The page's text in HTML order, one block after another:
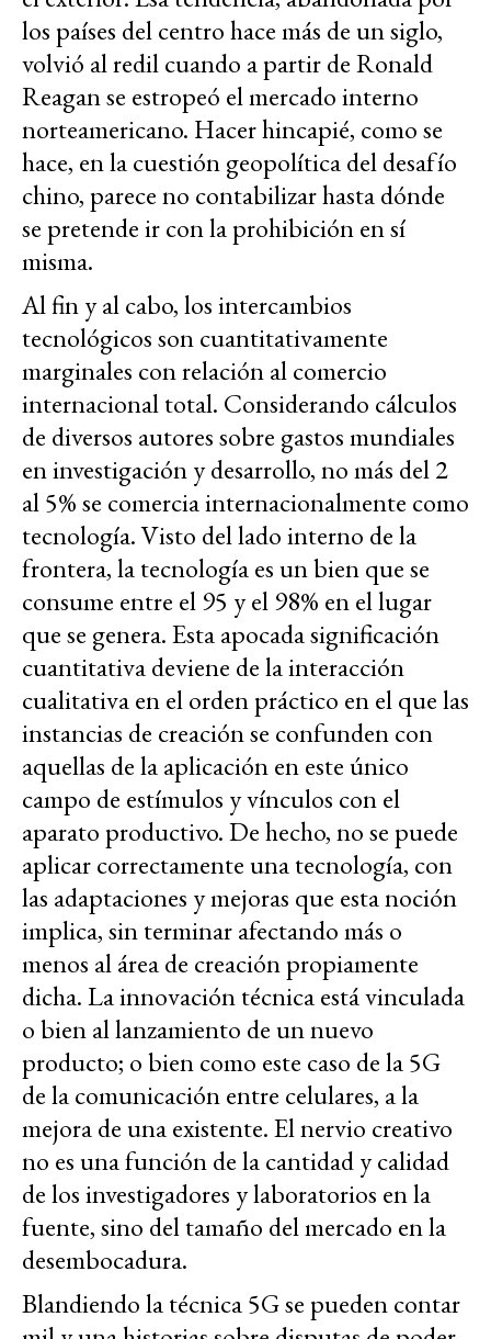
los países del centro hace más de un siglo,
volvió al redil cuando a partir de Ronald
Reagan se estropeó el mercado interno
norteamericano. Hacer hincapié, como se
hace, en la cuestión geopolítica del desafío
chino, parece no contabilizar hasta dónde
se pretende ir con la prohibición en sí
misma.
Al fin y al cabo, los intercambios
tecnológicos son cuantitativamente
marginales con relación al comercio
internacional total. Considerando cálculos
de diversos autores sobre gastos mundiales
en investigación y desarrollo, no más del 2
al 5% se comercia internacionalmente como
tecnología. Visto del lado interno de la
frontera, la tecnología es un bien que se
consume entre el 95 y el 98% en el lugar
que se genera. Esta apocada significación
cuantitativa deviene de la interacción
cualitativa en el orden práctico en el que las
instancias de creación se confunden con
aquellas de la aplicación en este único
campo de estímulos y vínculos con el
aparato productivo. De hecho, no se puede
aplicar correctamente una tecnología, con
las adaptaciones y mejoras que esta noción
implica, sin terminar afectando más o
menos al área de creación propiamente
dicha. La innovación técnica está vinculada
o bien al lanzamiento de un nuevo
producto; o bien como este caso de la 5G
de la comunicación entre celulares, a la
mejora de una existente. El nervio creativo
no es una función de la cantidad y calidad
de los investigadores y laboratorios en la
fuente, sino del tamaño del mercado en la
desembocadura.
Blandiendo la técnica 5G se pueden contar